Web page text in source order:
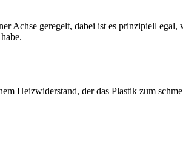
Achse geregelt, dabei ist es prinzipiell egal,
Heizwiderstand, der das Plastik zum